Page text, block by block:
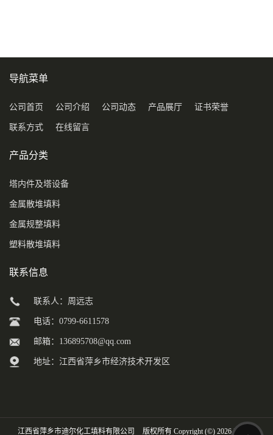
导航菜单
公司首页 公司介绍 公司动态 产品展厅 证书荣誉
联系方式 在线留言
产品分类
塔内件及塔设备
金属散堆填料
金属规整填料
塑料散堆填料
联系信息
联系人：周远志
电话：0799-6611578
邮箱： 136895708@qq.com
地址：江西省萍乡市经济技术开发区
江西省萍乡市迪尔化工填料有限公司 版权所有 Copyright (©) 2026XML